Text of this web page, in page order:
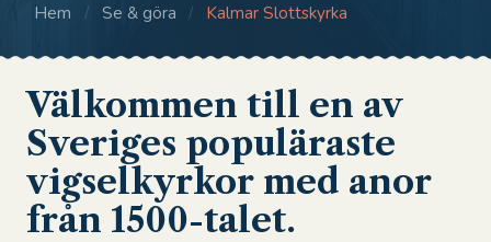
Hem / Se & göra / Kalmar Slottskyrka
Välkommen till en av
Sveriges populäraste
vigselkyrkor med anor
från 1500-talet.